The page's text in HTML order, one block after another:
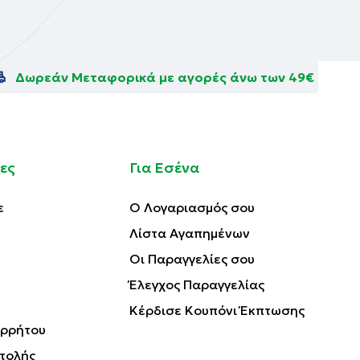
ματιών,
Acid,
Δωρεάν Μεταφορικά με αγορές άνω των 49€
Για Εσένα
Ο Λογαριασμός σου
Λίστα Αγαπημένων
Οι Παραγγελίες σου
Έλεγχος Παραγγελίας
Κέρδισε Κουπόνι Έκπτωσης